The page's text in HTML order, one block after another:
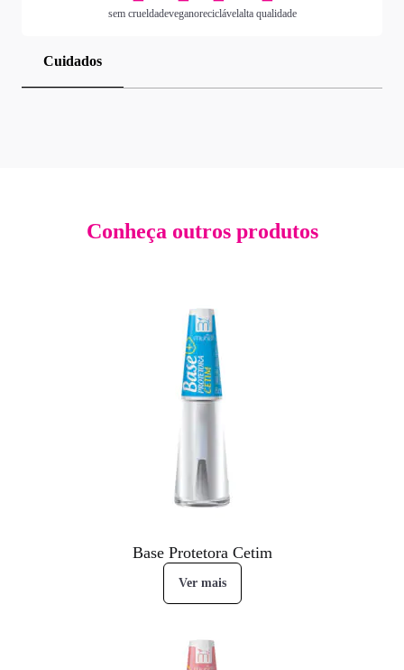
sem crueldadeveganoreciclávelalta qualidade
Cuidados
Conheça outros produtos
Base Protetora Cetim
Ver mais